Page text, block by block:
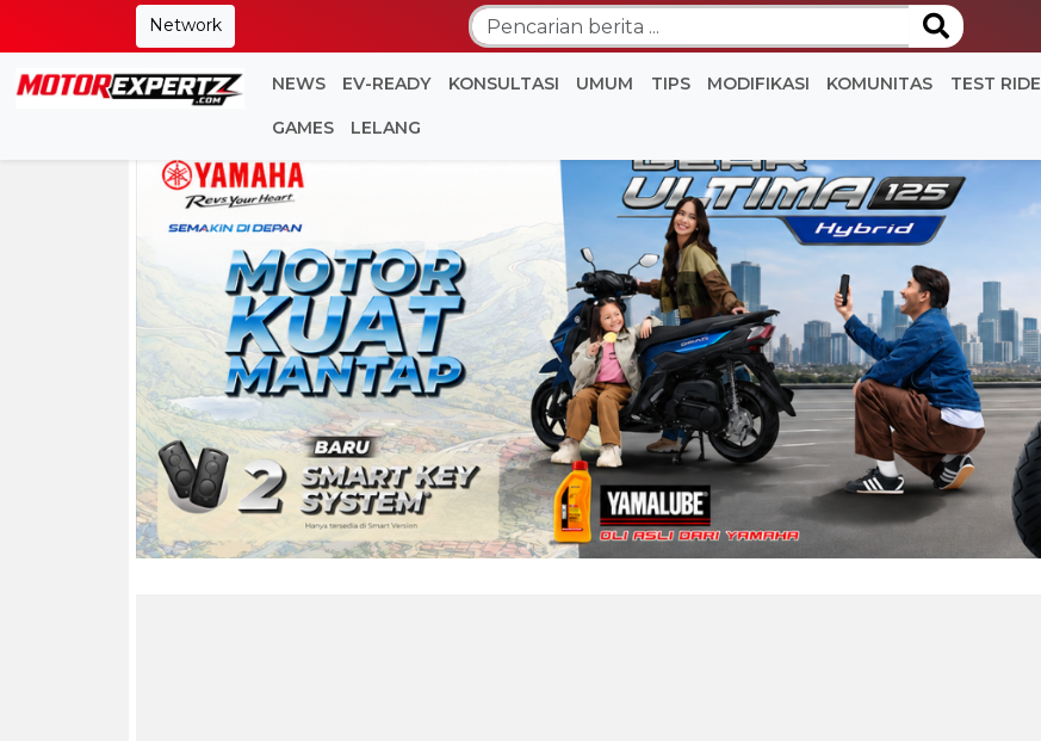
Network
NEWS EV-READY KONSULTASI UMUM TIPS MODIFIKASI KOMUNITAS TEST RIDE
GAMES LELANG